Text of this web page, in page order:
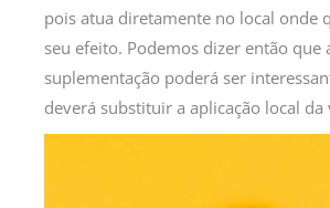
pois atua diretamente no local onde
seu efeito. Podemos dizer então que
suplementação poderá ser
deverá substituir a aplicação local da